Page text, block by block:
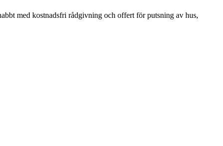
med kostnadsfri rådgivning och offert för putsning av hus,